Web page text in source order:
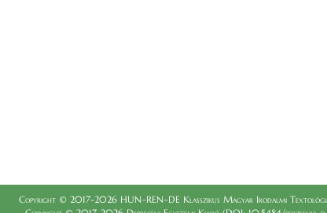
Copyright © 2017-2026 HUN–REN–DE Klasszikus Magyar Irodalmi